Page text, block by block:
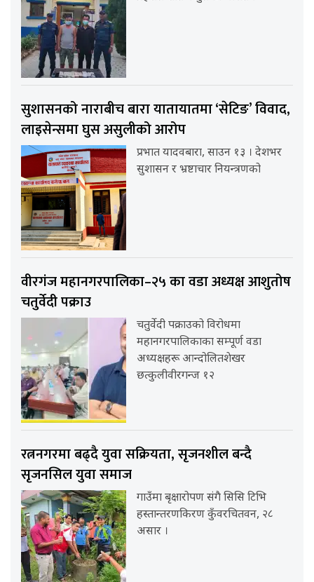
सुशासनको नाराबीच बारा यातायातमा ‘सेटिङ’ विवाद,
लाइसेन्समा घुस असुलीको आरोप
प्रभात यादवबारा, साउन १३ । देशभर
सुशासन र भ्रष्टाचार नियन्त्रणको
वीरगंज महानगरपालिका–२५ का वडा अध्यक्ष आशुतोष
चतुर्वेदी पक्राउ
चतुर्वेदी पक्राउको विरोधमा
महानगरपालिकाका सम्पूर्ण वडा
अध्यक्षहरू आन्दोलितशेखर
छत्कुलीवीरगन्ज १२
रत्ननगरमा बढ्दै युवा सक्रियता, सृजनशील बन्दै
सृजनसिल युवा समाज
गाउँमा बृक्षारोपण संगै सिसि टिभि
हस्तान्तरणकिरण कुँवरचितवन, २८
असार ।